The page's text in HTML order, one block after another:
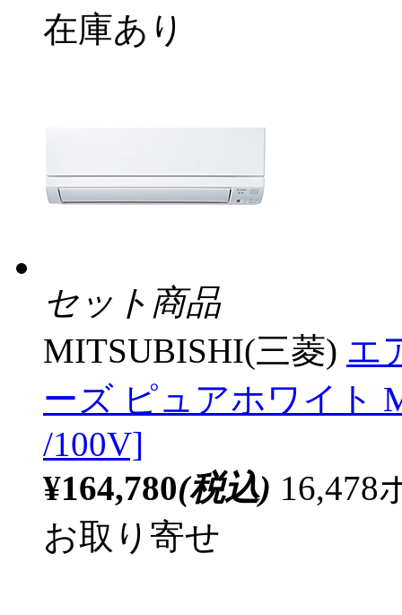
在庫あり
セット商品
MITSUBISHI(三菱) エ
ーズ ピュアホワイト
/100V]
¥164,780(税込) 16,478
お取り寄せ